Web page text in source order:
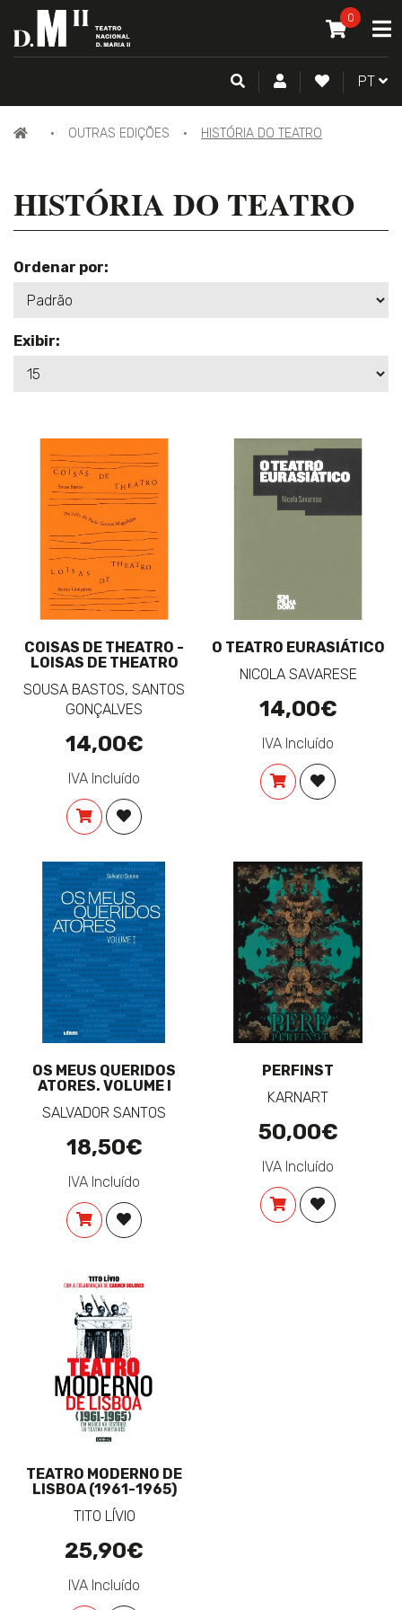
0
O MEU
ITEM(S) -
PESQUISACONTA DEFAZER
PT
PÁGINA OUTRAS EDIÇÕES HISTÓRIA DO TEATRO
HISTÓRIA DO TEATRO
Ordenar por:
Exibir:
COISAS DE THEATRO -
LOISAS DE THEATRO
SOUSA BASTOS, SANTOS
GONÇALVES
14,00€
IVA Incluído
COMPRARADICIONAR À LISTA DE DESEJOS
O TEATRO EURASIÁTICO
NICOLA SAVARESE
14,00€
IVA Incluído
COMPRARADICIONAR
OS MEUS QUERIDOS
ATORES. VOLUME I
SALVADOR SANTOS
18,50€
IVA Incluído
COMPRARADICIONAR À LISTA DE DESEJOS
PERFINST
KARNART
50,00€
IVA Incluído
COMPRARADICIONAR
TEATRO MODERNO DE
LISBOA (1961-1965)
TITO LÍVIO
25,90€
IVA Incluído